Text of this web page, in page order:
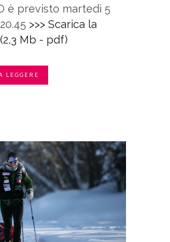
è previsto martedì 5
>>> Scarica la
Mb - pdf)
LEGGERE